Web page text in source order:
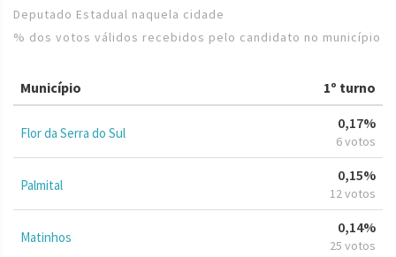
Deputado Estadual naquela cidade
% dos votos válidos recebidos pelo candidato no município
Município 1º turno
Flor da Serra do Sul
0,17%
6 votos
Palmital
0,15%
12 votos
Matinhos
0,14%
25 votos